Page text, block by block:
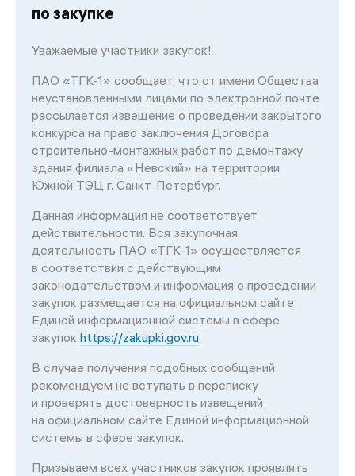
по закупке
Уважаемые участники закупок!
ПАО «ТГК-1» сообщает, что от имени Общества
неустановленными лицами по электронной почте
рассылается извещение о проведении закрытого
конкурса на право заключения Договора
строительно-монтажных работ по демонтажу
здания филиала «Невский» на территории
Южной ТЭЦ г. Санкт-Петербург.
Данная информация не соответствует
действительности. Вся закупочная
деятельность ПАО «ТГК-1» осуществляется
в соответствии с действующим
законодательством и информация о проведении
закупок размещается на официальном сайте
Единой информационной системы в сфере
закупок https://zakupki.gov.ru.
В случае получения подобных сообщений
рекомендуем не вступать в переписку
и проверять достоверность извещений
на официальном сайте Единой информационной
системы в сфере закупок.
Призываем всех участников закупок проявлять